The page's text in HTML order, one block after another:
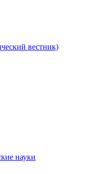
вестник)
науки